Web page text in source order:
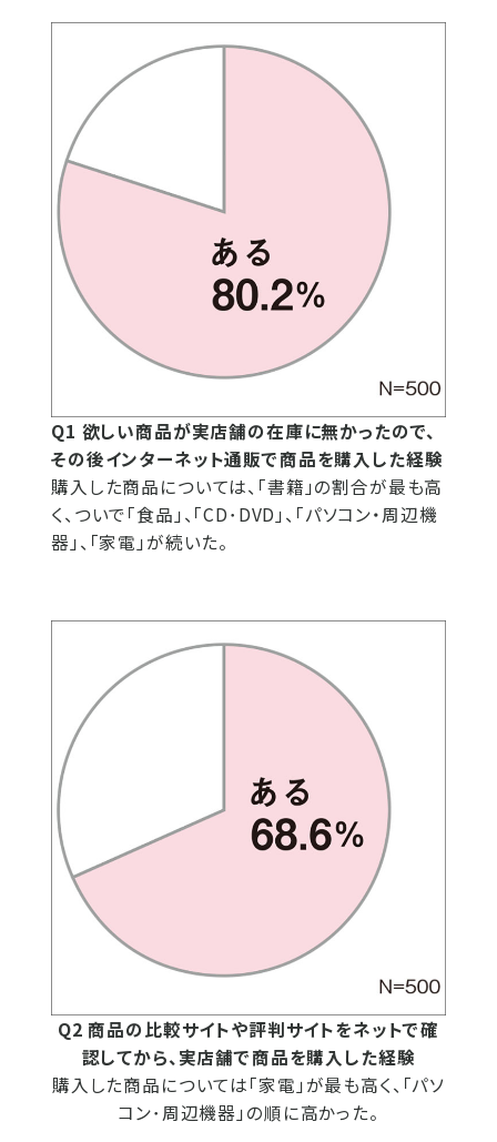
Q1 欲しい商品が実店舗の在庫に無かったので、
その後インターネット通販で商品を購入した経験
購入した商品については、「書籍」の割合が最も高
く、ついで「食品」、「CD･DVD」、「パソコン・周辺機
器」、「家電」が続いた。
Q2 商品の比較サイトや評判サイトをネットで確
認してから、実店舗で商品を購入した経験
購入した商品については「家電」が最も高く、「パソ
コン･周辺機器」の順に高かった。